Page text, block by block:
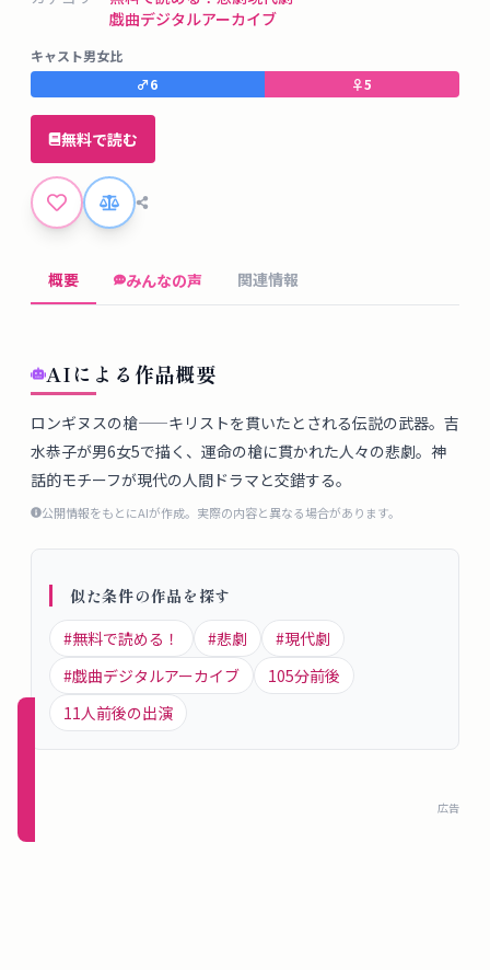
ス
掲
示
板
ツ
ル
ロ
グ
概
要
グ
イ
新規
登録
戯曲デジタルアーカイブ
キャスト男女比
♂6 ♀5
無料で読む
概要 みんなの声 関連情報
AIによる作品概要
ロンギヌスの槍——キリストを貫いたとされる伝説の武器。吉
水恭子が男6女5で描く、運命の槍に貫かれた人々の悲劇。神
話的モチーフが現代の人間ドラマと交錯する。
公開情報をもとにAIが作成。実際の内容と異なる場合があります。
似た条件の作品を探す
#無料で読める！ #悲劇 #現代劇
#戯曲デジタルアーカイブ 105分前後
11 人前後の出演
広告